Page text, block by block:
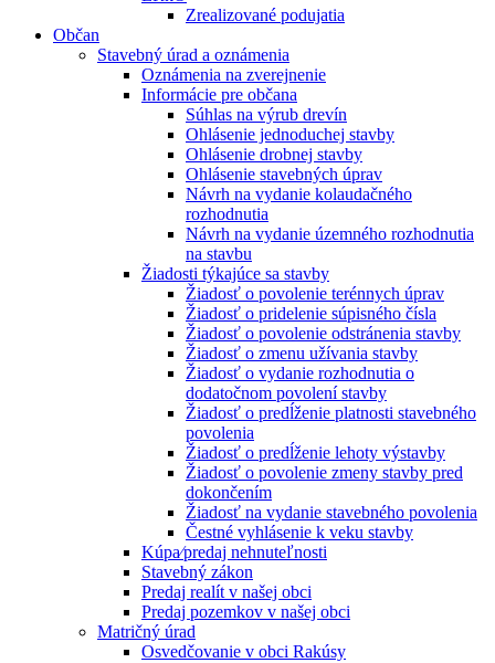
Zrealizované podujatia
Občan
Stavebný úrad a oznámenia
Oznámenia na zverejnenie
Informácie pre občana
Súhlas na výrub drevín
Ohlásenie jednoduchej stavby
Ohlásenie drobnej stavby
Ohlásenie stavebných úprav
Návrh na vydanie kolaudačného
rozhodnutia
Návrh na vydanie územného rozhodnutia
na stavbu
Žiadosti týkajúce sa stavby
Žiadosť o povolenie terénnych úprav
Žiadosť o pridelenie súpisného čísla
Žiadosť o povolenie odstránenia stavby
Žiadosť o zmenu užívania stavby
Žiadosť o vydanie rozhodnutia o
dodatočnom povolení stavby
Žiadosť o predĺženie platnosti stavebného
povolenia
Žiadosť o predĺženie lehoty výstavby
Žiadosť o povolenie zmeny stavby pred
dokončením
Žiadosť na vydanie stavebného povolenia
Čestné vyhlásenie k veku stavby
Kúpa⁄predaj nehnuteľnosti
Stavebný zákon
Predaj realít v našej obci
Predaj pozemkov v našej obci
Matričný úrad
Osvedčovanie v obci Rakúsy